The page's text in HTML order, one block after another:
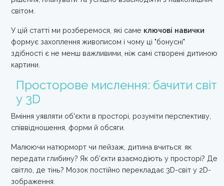
світом.
У цій статті ми розберемося, які саме ключові навички
формує захоплення живописом і чому ці "бонусні"
здібності є не менш важливими, ніж самі створені дитиною
картини.
Просторове мислення: бачити світ
у 3D
Вміння уявляти об'єкти в просторі, розуміти перспективу,
співвідношення, форми й обсяги.
Малюючи натюрморт чи пейзаж, дитина вчиться: як
передати глибину? Як об'єкти взаємодіють у просторі? Де
світло, де тінь? Мозок постійно перекладає 3D-світ у 2D-
зображення.